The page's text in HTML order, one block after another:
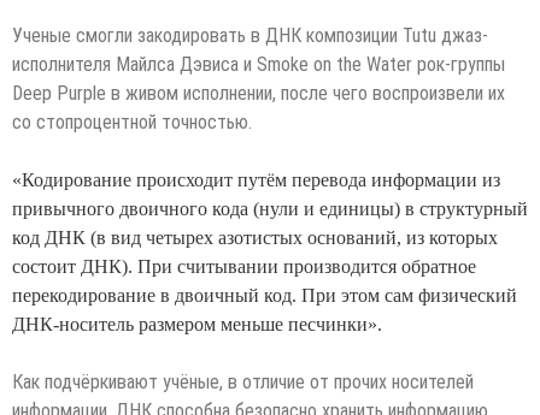
Ученые смогли закодировать в ДНК композиции Tutu джаз-
исполнителя Майлса Дэвиса и Smoke on the Water рок-группы
Deep Purple в живом исполнении, после чего воспроизвели их
со стопроцентной точностью.
«Кодирование происходит путём перевода информации из
привычного двоичного кода (нули и единицы) в структурный
код ДНК (в вид четырех азотистых оснований, из которых
состоит ДНК). При считывании производится обратное
перекодирование в двоичный код. При этом сам физический
ДНК-носитель размером меньше песчинки».
Как подчёркивают учёные, в отличие от прочих носителей